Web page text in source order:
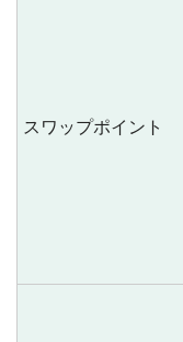
スワップポイント